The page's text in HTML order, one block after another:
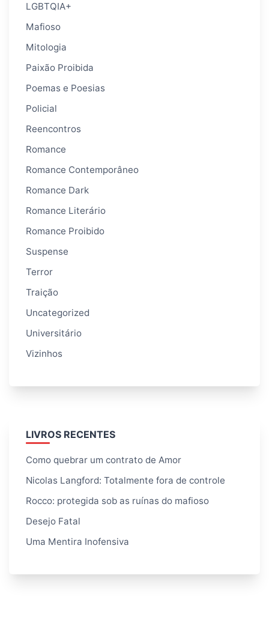
LGBTQIA+
Mafioso
Mitologia
Paixão Proibida
Poemas e Poesias
Policial
Reencontros
Romance
Romance Contemporâneo
Romance Dark
Romance Literário
Romance Proibido
Suspense
Terror
Traição
Uncategorized
Universitário
Vizinhos
LIVROS RECENTES
Como quebrar um contrato de Amor
Nicolas Langford: Totalmente fora de controle
Rocco: protegida sob as ruínas do mafioso
Desejo Fatal
Uma Mentira Inofensiva